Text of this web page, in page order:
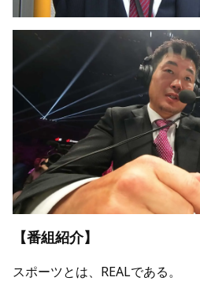
【番組紹介】
スポーツとは、REALである。